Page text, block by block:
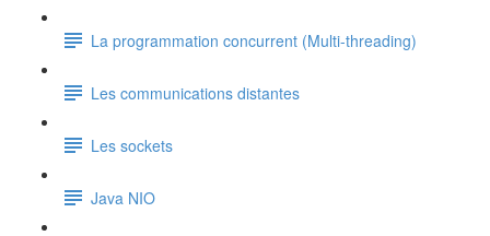
La programmation concurrent (Multi-threading)
Les communications distantes
Les sockets
Java NIO